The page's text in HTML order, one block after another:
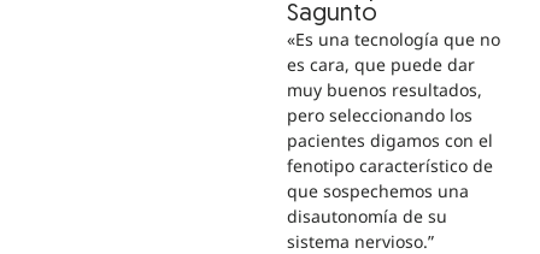
Sagunto
«Es una tecnología que no
es cara, que puede dar
muy buenos resultados,
pero seleccionando los
pacientes digamos con el
fenotipo característico de
que sospechemos una
disautonomía de su
sistema nervioso.”